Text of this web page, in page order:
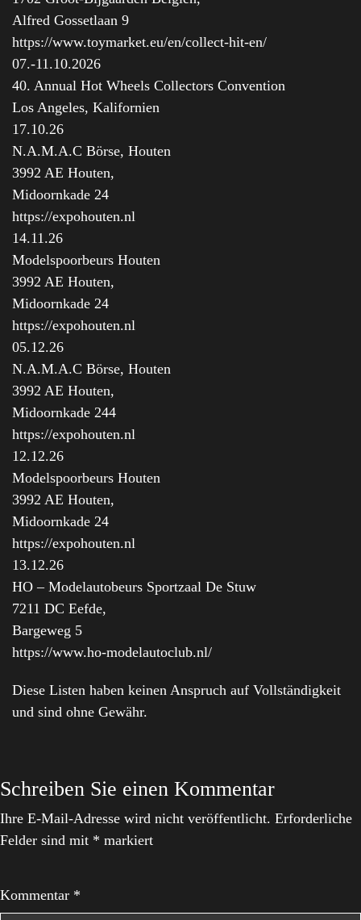
Alfred Gossetlaan 9
https://www.toymarket.eu/en/collect-hit-en/
07.-11.10.2026
40. Annual Hot Wheels Collectors Convention
Los Angeles, Kalifornien
17.10.26
N.A.M.A.C Börse, Houten
3992 AE Houten,
Midoornkade 24
https://expohouten.nl
14.11.26
Modelspoorbeurs Houten
3992 AE Houten,
Midoornkade 24
https://expohouten.nl
05.12.26
N.A.M.A.C Börse, Houten
3992 AE Houten,
Midoornkade 244
https://expohouten.nl
12.12.26
Modelspoorbeurs Houten
3992 AE Houten,
Midoornkade 24
https://expohouten.nl
13.12.26
HO – Modelautobeurs Sportzaal De Stuw
7211 DC Eefde,
Bargeweg 5
https://www.ho-modelautoclub.nl/
Diese Listen haben keinen Anspruch auf Vollständigkeit
und sind ohne Gewähr.
Schreiben Sie einen Kommentar
Ihre E-Mail-Adresse wird nicht veröffentlicht. Erforderliche
Felder sind mit * markiert
Kommentar *